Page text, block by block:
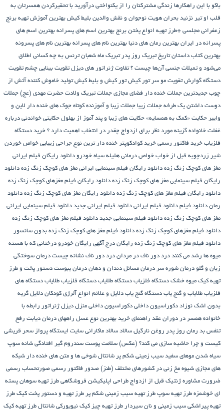
باکو با این راهکارها زندگی مشترکتان را از یکنواختی درآورید با تحقیرکردن همسرتان به
قلب او تیر نزنید بحران هویت نوجوان و نقش والدین بلیط کیش بهترین آموزش تهیه برنج
زعفرانی مجلسی +طرز تهیه انواع پختن برنج بهترین اسم های پسرانه بهترین اسم های
پسرانه در ایران بهترین رمان های دنیا بهترین نام های پسرانه بهترین نام های پسرونه
بهترین کتاب داستان تاریخ تبریک روز پدر تبریک ماه شعبان ترنس به چه کسانی اطلاق
می‌شود و تمیلات جنسی آن‌ها چیست ؟ تفاوت ژنراتور های دیزل تقویت بینایی چشم تقویت
دستگاه گوارش تقویت مو سر تور کیش تور کیش و بلیط کیش تولید خاموش کننده آتش از
چوب جدیدترین جملات خنده دار فضای مجازی جملات تبریک ولادت حضرت مهدی (عج) جملات
دوست داشتن یک طرفه جملات زیبا جملات زیبا و آموزنده کوتاه جوک های خنده دار لاین و
وایبر حکایت «کمک به همسایه» حکایت های زیبا و پند آموز از بهلول حکایتی خواندنی درباره
غفلت خانواده گزینه مورد نظر برای ازدواج چقدر در انتخاب اهمیت دارد ؟ خرید دستگاه
فلزیاب خرید فاکتور رسمی خرید کوادکوپتر خنده دار ترین نوع جراحی زیبایی خواص خوردن
شیر زردچوبه قبل از خواب خواص درمانی هلیله سیاه خودرو دانلود رایگان فیلم ایرانی
مغز های کوچک زنگ زده دانلود رایگان فیلم سینمایی ایرانی مغز های کوچک زنگ زده دانلود
رایگان فیلم سینمایی مغز های کوچک زنگ زده دانلود رایگان فیلم مغزهای کوچک زنگ زده
دانلود رایگان فیلم مغز های کوچک زنگ زده دانلود رایگان مغز های کوچک زنگ زده دانلود
رمان دانلود فیلم دانلود فیلم ایرانی دانلود فیلم ایرانی جدید دانلود فیلم سینمایی ایرانی
مغز های کوچک زنگ زده دانلود فیلم سینمایی جدید دانلود فیلم مغز های کوچک زنگ زده
دانلود فیلم مغزهای کوچک زنگ زده دانلود فیلم مغز های کوچک زنگ زده بدون سانسور
دانلود فیلم مغز های کوچک زنگ زده رایگان درج آگهی رایگان خودرو درختانی که با هسته
میوه ها رشد می کنند درد دور ناف در مردان درد دور ناف نشانه چیست درمان سوختگی
زبان و گلو درمان شوره سر درمان مسائل دندان و دهان درمان یبوست دستور پخت و طرز
تهیه کیک میوه خشک دستگاه فلزیاب دستگاه‌ طلایاب دستگاه‌ فلزیاب طلایاب دستگاه‌ های
فلزیاب طلایاب و گنج‌ یاب دستگاه‌ گنج‌ یاب دلایل و علائم انواع آلرژی کودکان دلایل گریه
بدون اشک نوزاد دکوراسیون داخلی دکوراسیون داخلی منزل دیزل ژنراتور رابطه با
خانواده همسر در دوران عقد راهنمای خرید بهترین نوع عسل راههای درمان دیابت رفع
تنفس بد رمان روز پدر روغن نارگیل سالاد سالاد ماکارانی سایت ایستگاه پرواز سحر قریشی
کیست و چرا حاشیه سازی می کند؟ (عکس) سلامت پوست سندروم گیر افتادگی شانه سوپ
سیاه شدن موهای سفید سیب زمینی شکم پر شانتال شوخی ها و متن های خنده دار شبکه
های مجازی شیوه مخ زنی در کشورهای مختلف (طنز) صدور فاکتور رسمی صورتحساب رسمی
ضرورت مشاوره ژنتیک قبل از ازدواج طراحی اپلیکیشن فروشگاهی طرز تهیه سوهان پسته
ای خوشمزه طرز تهیه سوپ طرز تهیه سیب زمینی شکم پر طرز تهیه و دستور پخت کیک طرز
تهیه پیراشكی سيب زمينی و نان سیردار طرز تهیه چیز کیک نیویورکی شانتال طرز تهیه کیک